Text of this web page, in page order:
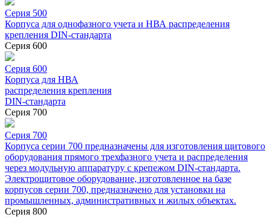
Серия 500
Корпуса для однофазного учета и НВА распределения
крепления DIN-стандарта
Серия 600
Серия 600
Корпуса для НВА
распределения крепления
DIN-стандарта
Серия 700
Серия 700
Корпуса серии 700 предназначены для изготовления щитового
оборудования прямого трехфазного учета и распределения
через модульную аппаратуру с крепежом DIN-стандарта.
Электрощитовое оборудование, изготовленное на базе
корпусов серии 700, предназначено для установки на
промышленных, административных и жилых объектах.
Серия 800